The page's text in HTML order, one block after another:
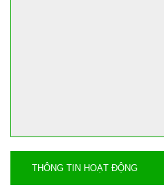
THÔNG TIN HOẠT ĐỘNG